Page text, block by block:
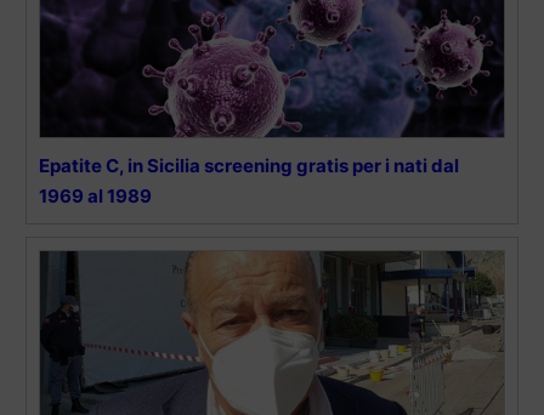
Epatite C, in Sicilia screening gratis per i nati dal
1969 al 1989